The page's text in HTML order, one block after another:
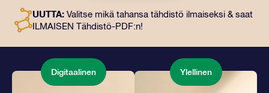
maaginen tapa antaa ikuinen lahja ystäville ja rakkaille.
UUTTA: Valitse mikä tahansa tähdistö ilmaiseksi & saat
ILMAISEN Tähdistö-PDF:n!
Digitaalinen Ylellinen